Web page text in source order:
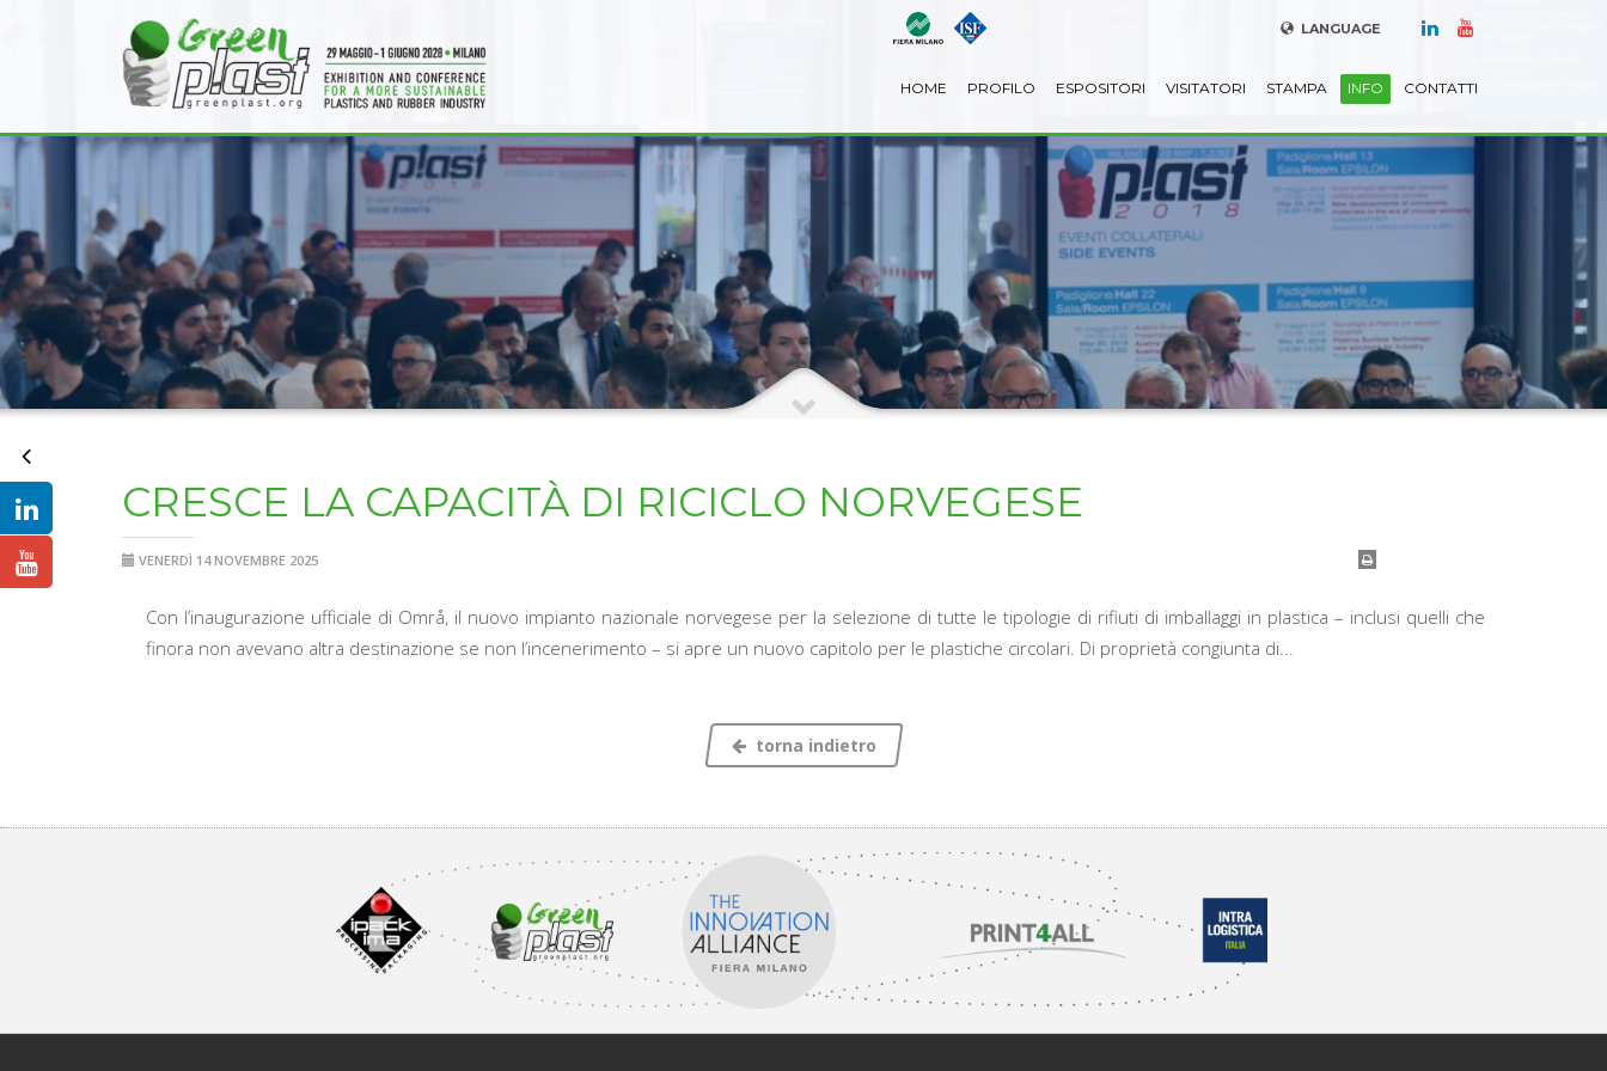
LANGUAGE
HOME PROFILO ESPOSITORI VISITATORI STAMPA INFO CONTATTI
CRESCE LA CAPACITÀ DI RICICLO NORVEGESE
VENERDÌ 14 NOVEMBRE 2025
Con l’inaugurazione ufficiale di Områ, il nuovo impianto nazionale norvegese per la selezione di tutte le tipologie di rifiuti di imballaggi in plastica – inclusi quelli che
finora non avevano altra destinazione se non l’incenerimento – si apre un nuovo capitolo per le plastiche circolari. Di proprietà congiunta di...
torna indietro